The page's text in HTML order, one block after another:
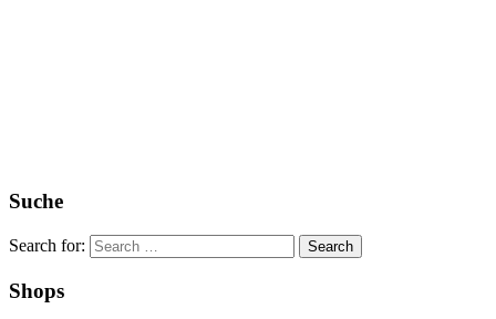
Suche
Search for:
Shops